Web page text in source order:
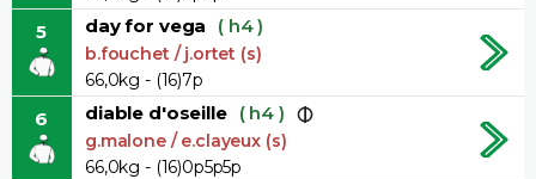
5 day for vega ( h4 )
b.fouchet / j.ortet (s)
66,0kg - (16)7p
6 diable d'oseille ( h4 )
g.malone / e.clayeux (s)
66,0kg - (16)0p5p5p